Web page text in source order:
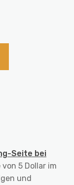
Seite bei
5 Dollar im
und